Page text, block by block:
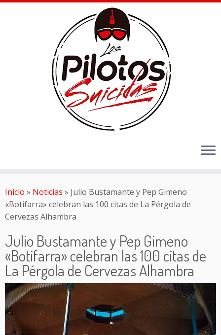
Inicio » Noticias » Julio Bustamante y Pep Gimeno
«Botifarra» celebran las 100 citas de La Pérgola de
Cervezas Alhambra
Julio Bustamante y Pep Gimeno
«Botifarra» celebran las 100 citas de
La Pérgola de Cervezas Alhambra